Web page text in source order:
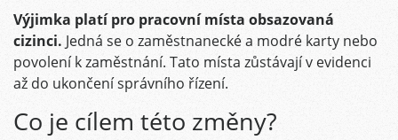
Výjimka platí pro pracovní místa obsazovaná
cizinci. Jedná se o zaměstnanecké a modré karty nebo
povolení k zaměstnání. Tato místa zůstávají v evidenci
až do ukončení správního řízení.
Co je cílem této změny?